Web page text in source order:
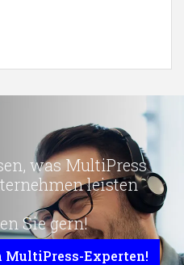
was MultiPress
leisten
Sie gern!
MultiPress-Experten!